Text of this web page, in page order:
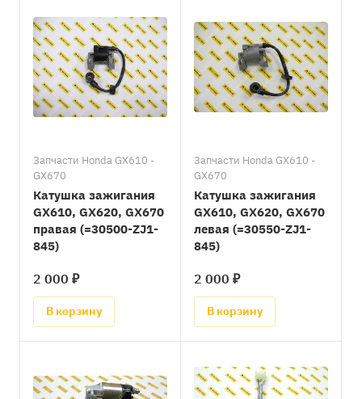
Запчасти Honda GX610 -
GX670
Катушка зажигания
GX610, GX620, GX670
правая (=30500-ZJ1-
845)
2 000 ₽
В корзину
Запчасти Honda GX610 -
GX670
Катушка зажигания
GX610, GX620, GX670
левая (=30550-ZJ1-
845)
2 000 ₽
В корзину